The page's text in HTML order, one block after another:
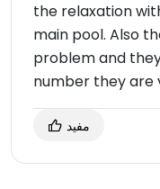
the relaxation
main pool. Also
problem and
number they are
مفيد